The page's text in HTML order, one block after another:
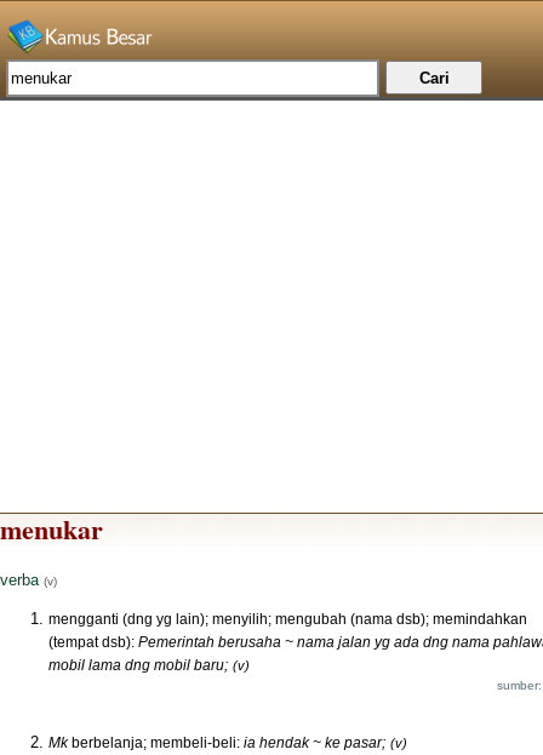
menukar
verba (v)
mengganti (dng yg lain); menyilih; mengubah (nama dsb); memindahkan
(tempat dsb): Pemerintah berusaha ~ nama jalan yg ada dng nama
mobil lama dng mobil baru; (v)
Mkberbelanja; membeli-beli: ia hendak ~ ke pasar; (v)